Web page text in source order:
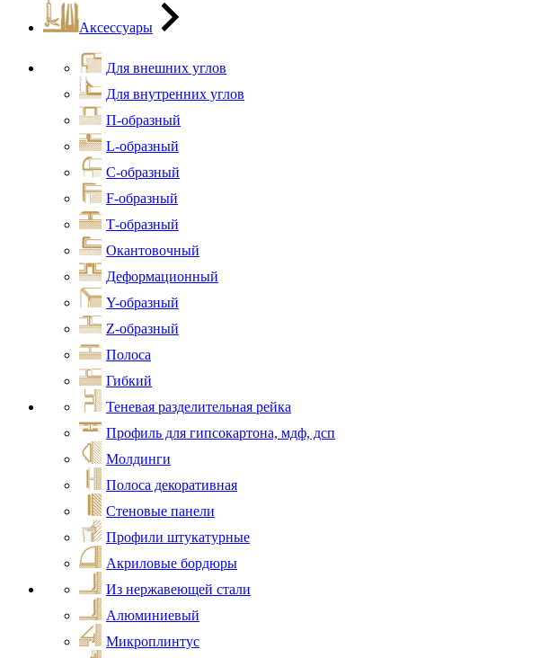
Аксессуары
Для внешних углов
Для внутренних углов
П-образный
L-образный
С-образный
F-образный
Т-образный
Окантовочный
Деформационный
Y-образный
Z-образный
Полоса
Гибкий
Теневая разделительная рейка
Профиль для гипсокартона, мдф, дсп
Молдинги
Полоса декоративная
Стеновые панели
Профили штукатурные
Акриловые бордюры
Из нержавеющей стали
Алюминиевый
Микроплинтус